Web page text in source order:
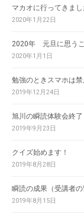
マカオに行ってきまし
2020年1月22日
2020年 元旦に思う
2020年1月1日
勉強のときスマホは禁
2019年12月24日
旭川の瞬読体験会終了
2019年9月23日
クイズ始めます！
2019年8月28日
瞬読の成果（受講者の
2019年8月15日